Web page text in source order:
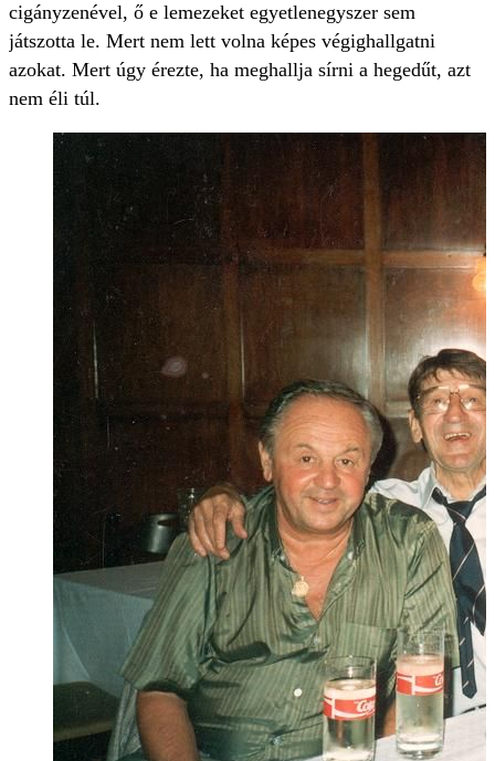
cigányzenével, ő e lemezeket egyetlenegyszer sem
játszotta le. Mert nem lett volna képes végighallgatni
azokat. Mert úgy érezte, ha meghallja sírni a hegedűt, azt
nem éli túl.